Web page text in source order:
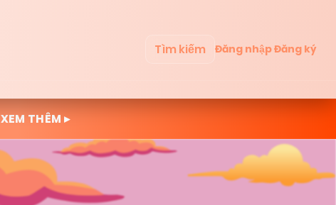
Tìm kiếm Đăng nhậpĐăng ký
XEM THÊM ▸